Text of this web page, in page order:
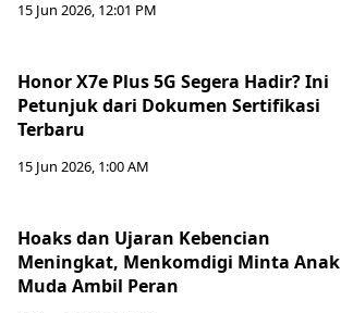
15 Jun 2026, 12:01 PM
Honor X7e Plus 5G Segera Hadir? Ini
Petunjuk dari Dokumen Sertifikasi
Terbaru
15 Jun 2026, 1:00 AM
Hoaks dan Ujaran Kebencian
Meningkat, Menkomdigi Minta Anak
Muda Ambil Peran